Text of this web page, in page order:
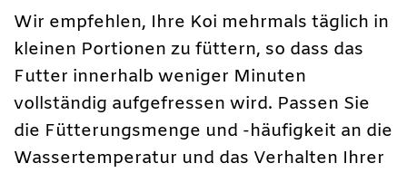
Wir empfehlen, Ihre Koi mehrmals täglich in
kleinen Portionen zu füttern, so dass das
Futter innerhalb weniger Minuten
vollständig aufgefressen wird. Passen Sie
die Fütterungsmenge und -häufigkeit an die
Wassertemperatur und das Verhalten Ihrer